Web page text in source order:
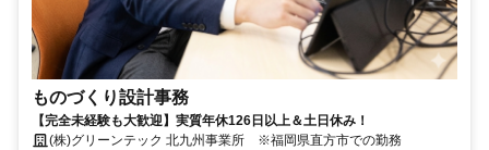
ものづくり設計事務
【完全未経験も大歓迎】実質年休126日以上＆土日休み！
(株)グリーンテック 北九州事業所 ※福岡県直方市での勤務